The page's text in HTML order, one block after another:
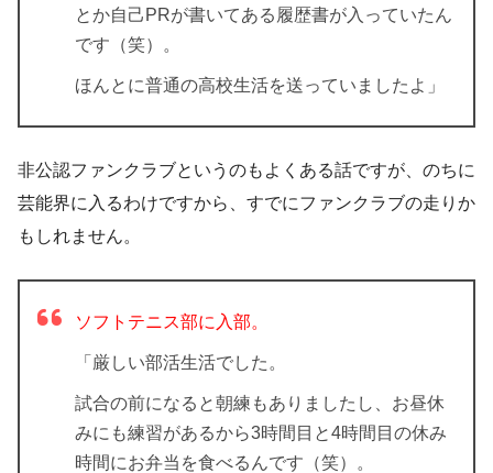
とか自己PRが書いてある履歴書が入っていたん
です（笑）。
ほんとに普通の高校生活を送っていましたよ」
非公認ファンクラブというのもよくある話ですが、のちに
芸能界に入るわけですから、すでにファンクラブの走りか
もしれません。
ソフトテニス部に入部。
「厳しい部活生活でした。
試合の前になると朝練もありましたし、お昼休
みにも練習があるから3時間目と4時間目の休み
時間にお弁当を食べるんです（笑）。